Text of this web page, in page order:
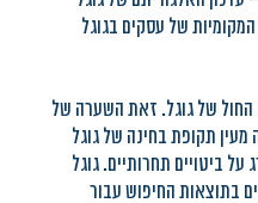
של עסקים בגוגל
של גוגל. זאת השערה של
תקופת בחינה של גוגל
ביטויים תחרותיים. גוגל
בתוצאות החיפוש עבור